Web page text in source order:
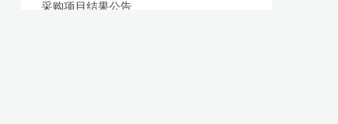
采购项目结果公告